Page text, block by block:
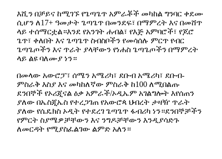
እሺን በቻይና ከሚገኙ የጌጣጌጥ አምራቾች መካከል ግንባር ቀደሙ
ሲሆን ለ17+ ዓመታት ጌጣጌጥ በመንደፍ፣ በማምረት እና በመሸጥ
ላይ ተሰማርቷል።እንደ የአንገት ሐብል፣ የእጅ አምባሮች፣ የጆሮ
ጌጥ፣ ቀለበት እና ጌጣጌጥ ስብስቦችን የመሳሰሉ ምርጥ የብር
ጌጣጌጦችን እና ጥራት ያላቸውን የነሐስ ጌጣጌጦችን በማምረት
ላይ ልዩ ባለሙያ ነን።
በመላው አውሮፓ፣ ሰሜን አሜሪካ፣ ደቡብ አሜሪካ፣ ደቡብ-
ምስራቅ እስያ እና መካከለኛው ምስራቅ ከ100 ለሚበልጡ
ደንበኞች የኦሪጂናል ዕቃ አምራች/ኦዲኤም አገልግሎት እየሰጠን
ያለው በኤስጂኤስ የተረጋገጠ የአውሮጳ ህብረት ታዛዥ ጥራት
ያለው የሴዴክስ ኦዲት የተደረገ ጌጣጌጥ ፋብሪካ ነን።ደንበኞቻችን
የምርት ስያሜዎቻቸውን እና ንግዶቻቸውን እንዲያሳድጉ
ለመርዳት የሚያስፈልገው ልምድ አለን።